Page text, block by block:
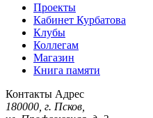
Проекты
Кабинет Курбатова
Клубы
Коллегам
Магазин
Книга памяти
Контакты Адрес
180000, г. Псков,